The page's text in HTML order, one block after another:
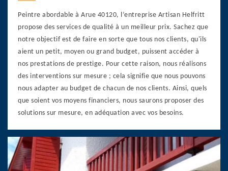
Peintre abordable à Arue 40120, l’entreprise Artisan Helfritt
propose des services de qualité à un meilleur prix. Sachez que
notre objectif est de faire en sorte que tous nos clients, qu'ils
aient un petit, moyen ou grand budget, puissent accéder à
nos prestations de prestige. Pour cette raison, nous réalisons
des interventions sur mesure ; cela signifie que nous pouvons
nous adapter au budget de chacun de nos clients. Ainsi, quels
que soient vos moyens financiers, nous saurons proposer des
solutions sur mesure, en adéquation avec vos besoins.